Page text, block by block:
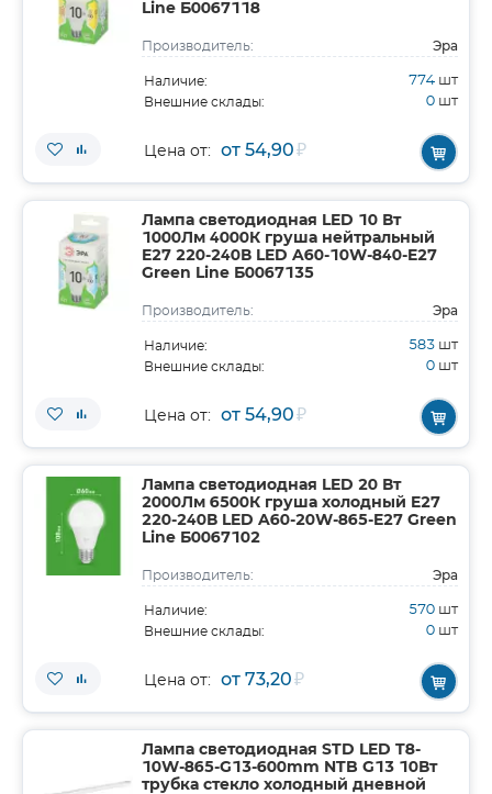
Line Б0067118
Производитель: Эра
Наличие: 774 шт
Внешние склады: 0 шт
Цена от: от 54,90₽
Лампа светодиодная LED 10 Вт
1000Лм 4000К груша нейтральный
E27 220-240В LED A60-10W-840-E27
Green Line Б0067135
Производитель: Эра
Наличие: 583 шт
Внешние склады: 0 шт
Цена от: от 54,90₽
Лампа светодиодная LED 20 Вт
2000Лм 6500К груша холодный E27
220-240В LED A60-20W-865-E27 Green
Line Б0067102
Производитель: Эра
Наличие: 570 шт
Внешние склады: 0 шт
Цена от: от 73,20₽
Лампа светодиодная STD LED T8-
10W-865-G13-600mm NTB G13 10Вт
трубка стекло холодный дневной